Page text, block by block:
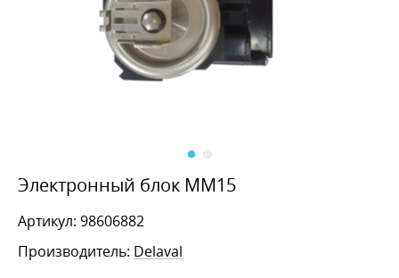
Электронный блок MM15
Артикул: 98606882
Производитель: Delaval